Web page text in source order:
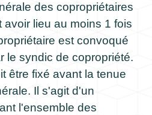
des copropriétaires
avoir lieu au moins 1 fois
est convoqué
le syndic de copropriété.
être fixé avant la tenue
Il s'agit d'un
l'ensemble des